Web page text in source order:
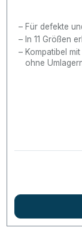
Für defekte
In 11 Größen
Kompatibel
ohne